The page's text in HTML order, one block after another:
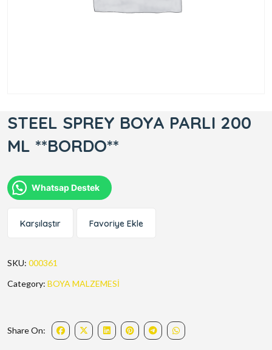
STEEL SPREY BOYA PARLI 200
ML **BORDO**
Whatsap Destek
Karşılaştır Favoriye Ekle
SKU: 000361
Category: BOYA MALZEMESİ
Share On: